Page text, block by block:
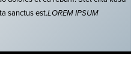
sanctus est.LOREM IPSUM